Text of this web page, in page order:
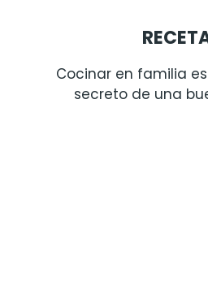
Cocinar en familia
secreto de una